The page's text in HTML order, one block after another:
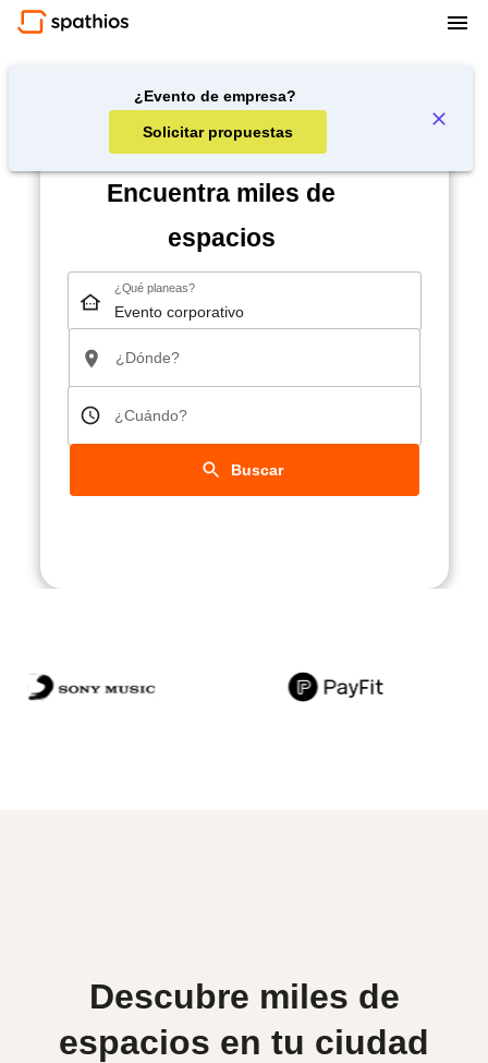
¿Evento de empresa?
Solicitar propuestas
Encuentra miles de
espacios
¿Qué planeas?
¿Dónde?
¿Cuándo?
Buscar
Descubre miles de
espacios en tu ciudad